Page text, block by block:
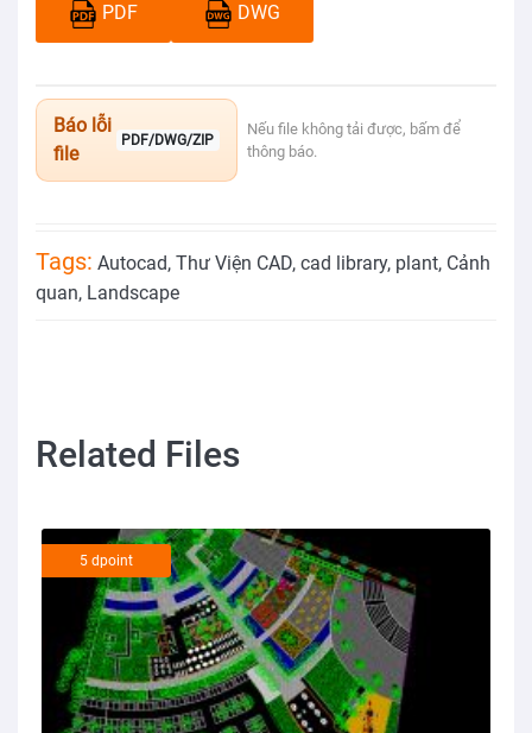
PDF DWG
Báo lỗi
file
PDF/DWG/ZIP
Nếu file không tải được, bấm để
thông báo.
Tags: Autocad, Thư Viện CAD, cad library, plant, Cảnh
quan, Landscape
Related Files
5 dpoint